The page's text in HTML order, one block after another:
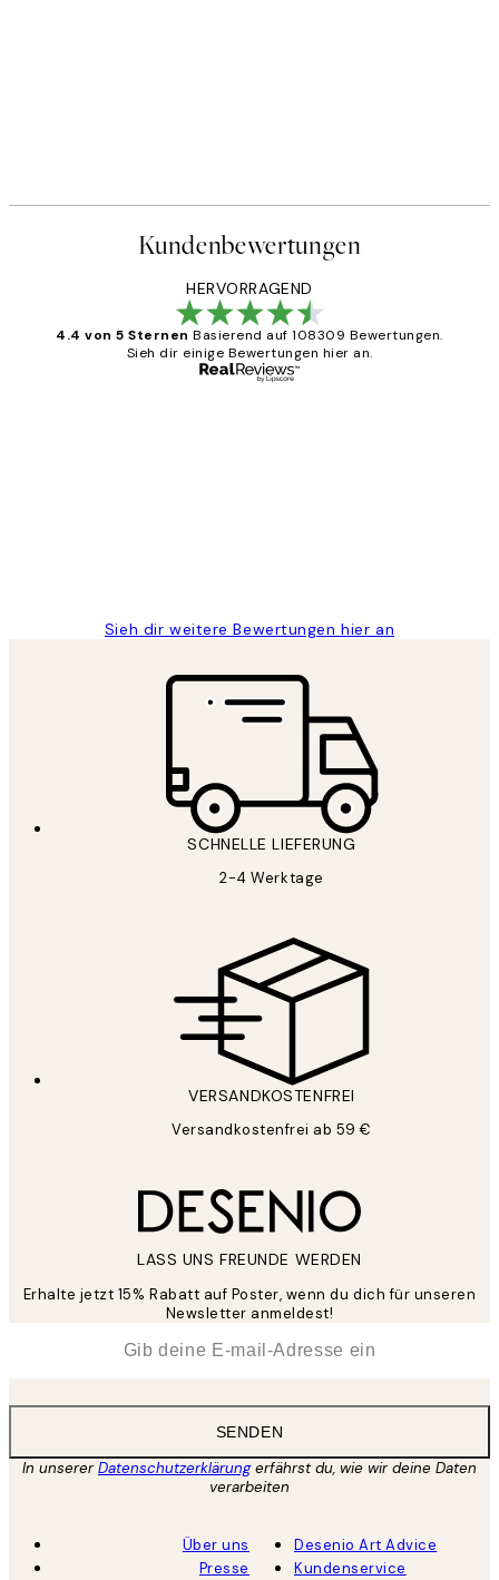
Kundenbewertungen
HERVORRAGEND
4.4 von 5 Sternen Basierend auf 108309 Bewertungen.
Sieh dir einige Bewertungen hier an.
Sieh dir weitere Bewertungen hier an
SCHNELLE LIEFERUNG
2-4 Werktage
VERSANDKOSTENFREI
Versandkostenfrei ab 59 €
LASS UNS FREUNDE WERDEN
Erhalte jetzt 15% Rabatt auf Poster, wenn du dich für unseren
Newsletter anmeldest!
SENDEN
In unsererDatenschutzerklärungerfährst du, wie wir deine Daten
verarbeiten
Über uns
Presse
Desenio Art Advice
Kundenservice